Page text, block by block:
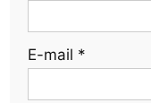
E-mail *